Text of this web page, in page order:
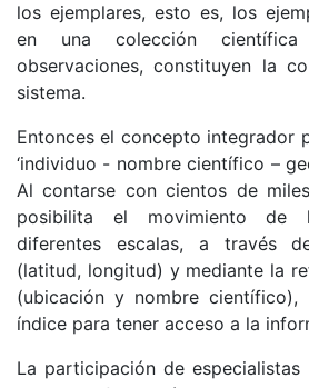
los ejemplares, esto es, los
en una colección
observaciones, constituyen la
sistema.
Entonces el concepto integrador
‘individuo - nombre científico –
Al contarse con cientos de
posibilita el movimiento de
diferentes escalas, a través
(latitud, longitud) y mediante la
(ubicación y nombre
índice para tener acceso a la
La participación de